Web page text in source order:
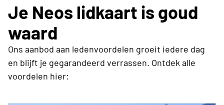
Je Neos lidkaart is goud
waard
Ons aanbod aan ledenvoordelen groeit iedere dag
en blijft je gegarandeerd verrassen. Ontdek alle
voordelen hier: